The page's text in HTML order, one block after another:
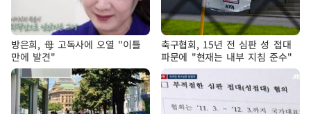
방은희, 母 고독사에 오열 "이틀
만에 발견"
축구협회, 15년 전 심판 성 접대
파문에 "현재는 내부 지침 준수"